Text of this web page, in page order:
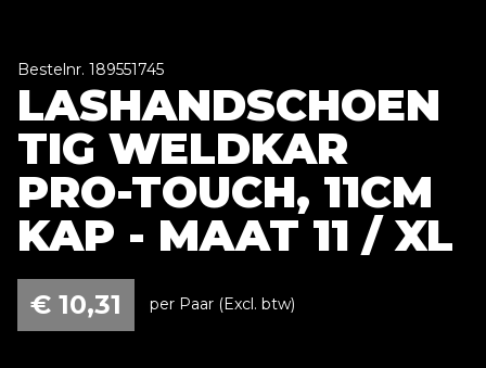
Bestelnr. 189551745
LASHANDSCHOEN
TIG WELDKAR
PRO-TOUCH, 11CM
KAP - MAAT 11 / XL
€ 10,31 per Paar (Excl. btw)